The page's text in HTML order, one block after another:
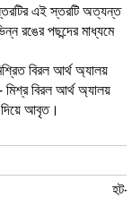
স্তরটির এই স্তরটি অত্যন্ত
রঙের পছন্দের মাধ্যমে
বিরল আর্থ অ্যালয়
বিরল আর্থ অ্যালয়
দিয়ে আবৃত।
হট-